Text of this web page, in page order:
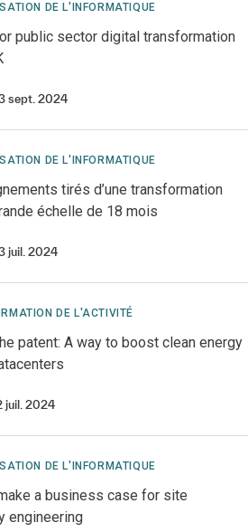
DE L'INFORMATIQUE
public sector digital transformation
sept. 2024
DE L'INFORMATIQUE
tirés d’une transformation
échelle de 18 mois
juil. 2024
DE L'ACTIVITÉ
patent: A way to boost clean energy
juil. 2024
DE L'INFORMATIQUE
a business case for site
engineering